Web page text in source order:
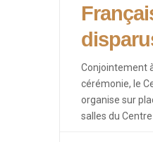
Conjointement
cérémonie, le
organise sur
salles du